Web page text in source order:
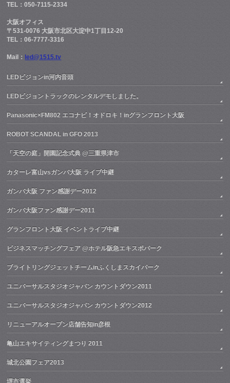
TEL：050-7115-2334
大阪オフィス
〒531-0076 大阪市北区大淀中1丁目12-20
TEL：06-7777-3316
Mail： led@1515.tv
LEDビジョンin河内音頭
LEDビジョントラックのレンタルデモしました。
Panasonic×FM802 エコナビ！オドロキ！inグランフロント大阪
ROBOT SCANDAL in GFO 2013
「天空の庭」開園記念式典 @三重県津市
カターレ富山vsガンバ大阪 ライブ中継
ガンバ大阪 ファン感謝デー2012
ガンバ大阪ファン感謝デー2011
グランフロント大阪 イベントライブ中継
ビジネスマッチングフェア @ホテル阪急エキスポパーク
ブライトリングジェットチームinふくしまスカイパーク
ユニバーサルスタジオジャパン カウントダウン2011
ユニバーサルスタジオジャパン カウントダウン2012
リニューアルオープン店舗告知in彦根
亀山エキサイティングまつり 2011
城北公園フェア2013
堺市選挙